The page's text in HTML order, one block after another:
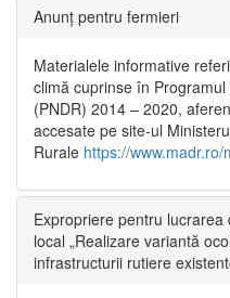
Anunț pentru fermieri
Materialele informative
climă cuprinse în
(PNDR) 2014 – 2020,
accesate pe site-ul
Rurale https://
Expropriere pentru
local „Realizare variantă
infrastructurii rutiere